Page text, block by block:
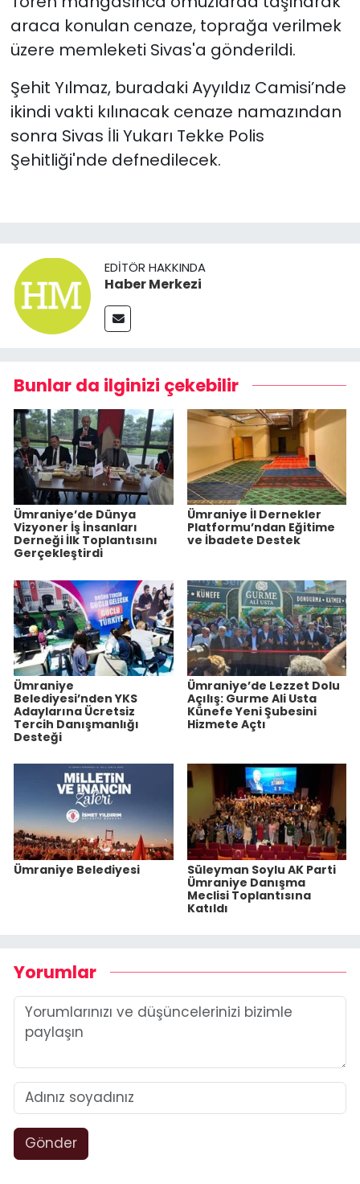
araca konulan cenaze, toprağa verilmek
üzere memleketi Sivas'a gönderildi.
Şehit Yılmaz, buradaki Ayyıldız Camisi’nde
ikindi vakti kılınacak cenaze namazından
sonra Sivas İli Yukarı Tekke Polis
Şehitliği'nde defnedilecek.
EDITÖR HAKKINDA
Haber Merkezi
Bunlar da ilginizi çekebilir
Ümraniye’de Dünya
Vizyoner İş İnsanları
Derneği İlk Toplantısını
Gerçekleştirdi
Ümraniye İl Dernekler
Platformu’ndan Eğitime
ve İbadete Destek
Ümraniye
Belediyesi’nden YKS
Adaylarına Ücretsiz
Tercih Danışmanlığı
Desteği
Ümraniye’de Lezzet Dolu
Açılış: Gurme Ali Usta
Künefe Yeni Şubesini
Hizmete Açtı
Ümraniye Belediyesi
Süleyman Soylu AK Parti
Ümraniye Danışma
Meclisi Toplantısına
Katıldı
Yorumlar
Gönder